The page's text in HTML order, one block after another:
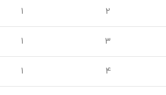
2
1
3
1
4
1